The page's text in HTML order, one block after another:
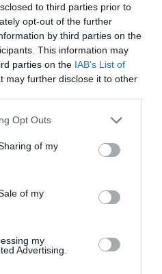
to third parties prior to
opt-out of the further
by third parties on the
This information may
parties on the IAB’s List of
may further disclose it to other
Opt Outs
of my
of my
my
Advertising.
SANCHISTA
sanchista. Hazte
criminal”